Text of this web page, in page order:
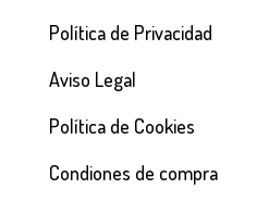
Política de Privacidad
Aviso Legal
Política de Cookies
Condiones de compra